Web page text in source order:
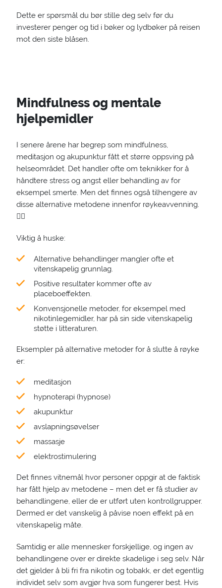
Dette er spørsmål du bør stille deg selv før du
investerer penger og tid i bøker og lydbøker på reisen
mot den siste blåsen.
Mindfulness og mentale
hjelpemidler
I senere årene har begrep som mindfulness,
meditasjon og akupunktur fått et større oppsving på
helseområdet. Det handler ofte om teknikker for å
håndtere stress og angst eller behandling av for
eksempel smerte. Men det finnes også tilhengere av
disse alternative metodene innenfor røykeavvenning.
🧘‍♀️
Viktig å huske:
Alternative behandlinger mangler ofte et
vitenskapelig grunnlag.
Positive resultater kommer ofte av
placeboeffekten.
Konvensjonelle metoder, for eksempel med
nikotinlegemidler, har på sin side vitenskapelig
støtte i litteraturen.
Eksempler på alternative metoder for å slutte å røyke
er:
meditasjon
hypnoterapi (hypnose)
akupunktur
avslapningsøvelser
massasje
elektrostimulering
Det finnes vitnemål hvor personer oppgir at de faktisk
har fått hjelp av metodene – men det er få studier av
behandlingene, eller de er utført uten kontrollgrupper.
Dermed er det vanskelig å påvise noen effekt på en
vitenskapelig måte.
Samtidig er alle mennesker forskjellige, og ingen av
behandlingene over er direkte skadelige i seg selv. Når
det gjelder å bli fri fra nikotin og tobakk, er det egentlig
individet selv som avgjør hva som fungerer best. Hvis